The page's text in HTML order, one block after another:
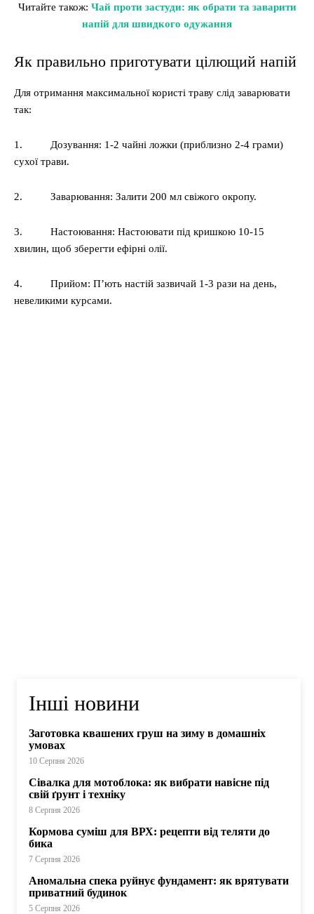
Читайте також: Чай проти застуди: як обрати та заварити
напій для швидкого одужання
Як правильно приготувати цілющий напій
Для отримання максимальної користі траву слід заварювати
так:
1. Дозування: 1-2 чайні ложки (приблизно 2-4 грами)
сухої трави.
2. Заварювання: Залити 200 мл свіжого окропу.
3. Настоювання: Настоювати під кришкою 10-15
хвилин, щоб зберегти ефірні олії.
4. Прийом: П’ють настій зазвичай 1-3 рази на день,
невеликими курсами.
Інші новини
Заготовка квашених груш на зиму в домашніх
умовах
10 Серпня 2026
Сівалка для мотоблока: як вибрати навісне під
свій ґрунт і техніку
8 Серпня 2026
Кормова суміш для ВРХ: рецепти від теляти до
бика
7 Серпня 2026
Аномальна спека руйнує фундамент: як врятувати
приватний будинок
5 Серпня 2026